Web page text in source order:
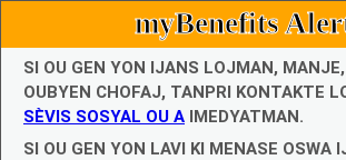
myBenefits
SI OU GEN YON IJANS LOJMAN,
OUBYEN CHOFAJ, TANPRI KONTAKTE
SÈVIS SOSYAL OU A IMEDYATMAN.
SI OU GEN YON LAVI KI MENASE OSWA